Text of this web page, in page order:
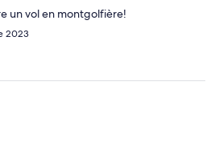
un vol en montgolfière!
2023